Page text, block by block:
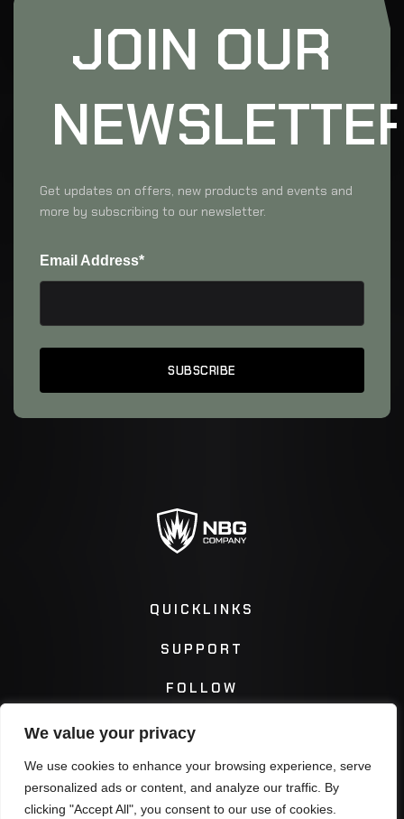
We value your privacy
We use cookies to enhance your browsing experience, serve
personalized ads or content, and analyze our traffic. By
clicking "Accept All", you consent to our use of cookies.
JOIN OUR
Get updates on offers, new products and events and
more by subscribing to our newsletter.
Email Address*
QUICKLINKS
SUPPORT
FOLLOW
Instagram